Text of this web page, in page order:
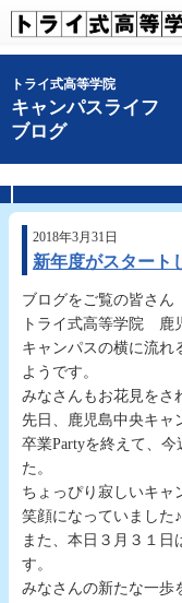
トライ式高等学院
キャンパスライフ
ブログ
2018年3月31日
新年度がスタート
ブログをご覧の皆さん
トライ式高等学院 鹿
キャンパスの横に流れ
ようです。
みなさんもお花見をさ
先日、鹿児島中央キャ
卒業Partyを終えて、
た。
ちょっぴり寂しいキャ
笑顔になっていました♪
また、本日３月３１日
す。
みなさんの新たな一歩